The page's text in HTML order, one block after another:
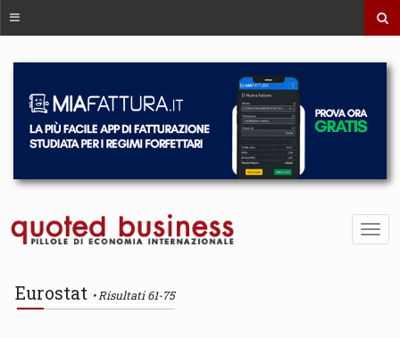
Eurostat Risultati 61-75